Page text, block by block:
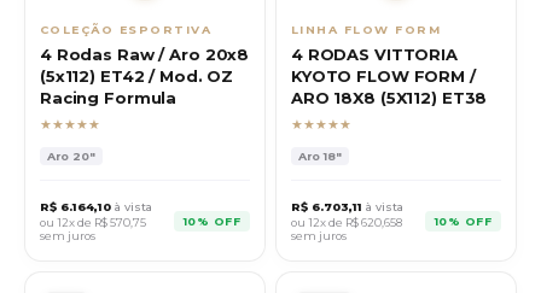
COLEÇÃO ESPORTIVA
4 Rodas Raw / Aro 20x8
(5x112) ET42 / Mod. OZ
Racing Formula
★★★★★
Aro 20"
R$ 6.164,10 à vista
ou 12x de R$570,75
sem juros
10% OFF
LINHA FLOW FORM
4 RODAS VITTORIA
KYOTO FLOW FORM /
ARO 18X8 (5X112) ET38
★★★★★
Aro18"
R$ 6.703,11 à vista
ou 12x de R$620,658
sem juros
10% OFF